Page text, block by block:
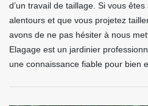
d’un travail de taillage. Si vous
alentours et que vous projetez
avons de ne pas hésiter à nous
Elagage est un jardinier
une connaissance fiable pour bien